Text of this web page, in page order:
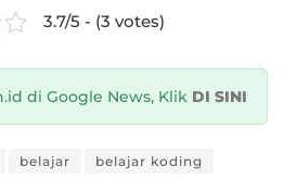
3.7/5 - (3 votes)
di Google News, Klik DI SINI
belajar
belajar koding